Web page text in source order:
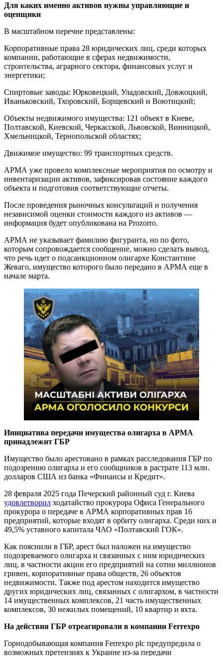
Для каких именно активов нужны управляющие и
оценщики
В масштабном перечне представлены:
Корпоративные права 28 юридических лиц, среди которых
компании, работающие в сферах недвижимости,
строительства, аграрного сектора, финансовых услуг и
энергетики;
Спиртовые заводы: Юрковецкий, Уладовский, Довжоцкий,
Иваньковский, Тхоровский, Борщевский и Воютицкий;
Объекты недвижимого имущества: 121 объект в Киеве,
Полтавской, Киевской, Черкасской, Львовской, Винницкой,
Хмельницкой, Тернопольской областях;
Движимое имущество: 99 транспортных средств.
АРМА уже провело комплексные мероприятия по осмотру и
инвентаризации активов, зафиксировав состояние каждого
объекта и подготовив соответствующие отчеты.
После проведения рыночных консультаций и получения
независимой оценки стоимости каждого из активов —
информация будет опубликована на Prozorro.
АРМА не указывает фамилию фигуранта, но по фото,
которым сопровождается сообщение, можно сделать вывод,
что речь идет о подсанкционном олигархе Константине
Жеваго, имущество которого было передано в АРМА еще в
начале марта.
Инициатива передачи имущества олигарха в АРМА
принадлежит ГБР
Имущество было арестовано в рамках расследования ГБР по
подозрению олигарха и его сообщников в растрате 113 млн.
долларов США из банка «Финансы и Кредит».
28 февраля 2025 года Печерский районный суд г. Киева
удовлетворил ходатайство прокурора Офиса Генерального
прокурора о передаче в АРМА корпоративных прав 16
предприятий, которые входят в орбиту олигарха. Среди них и
49,5% уставного капитала ЧАО «Полтавский ГОК».
Как пояснили в ГБР, арест был наложен на имущество
подозреваемого олигарха и связанных с ним юридических
лиц, в частности акции его предприятий на сотни миллионов
гривен, корпоративные права обществ, 26 объектов
недвижимости. Также под арестом находится имущество
других юридических лиц, связанных с олигархом, в частности
14 имущественных комплексов, 21 часть имущественных
комплексов, 30 нежилых помещений, 10 квартир и яхта.
На действия ГБР отреагировали в компании Ferrexpo
Горнодобывающая компания Ferrexpo plc предупредила о
возможных претензиях к Украине из-за передачи